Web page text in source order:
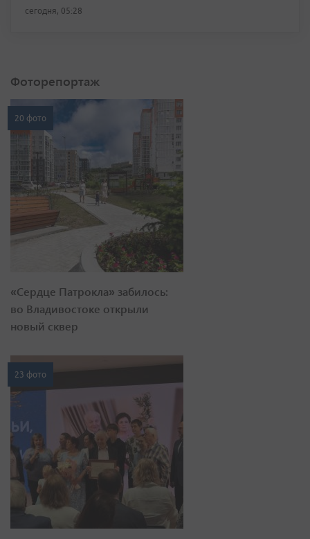
сегодня, 05:28
Фоторепортаж
20 фото
«Сердце Патрокла» забилось:
во Владивостоке открыли
новый сквер
23 фото